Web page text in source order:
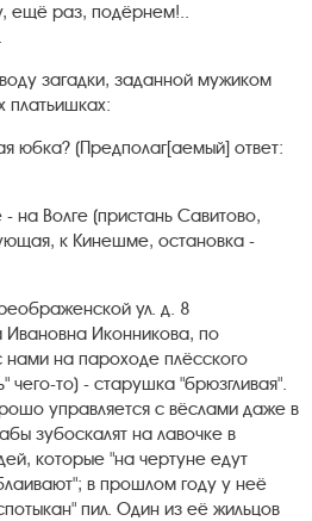
ещё раз, подёрнем!..
загадки, заданной мужиком
платьишках:
юбка? (Предполаг[аемый] ответ:
на Волге (пристань Савитово,
к Кинешме, остановка -
ул. д. 8
Ивановна Иконникова, по
на пароходе плёсского
чего-то) - старушка "брюзгливая".
управляется с вёслами даже в
зубоскалят на лавочке в
которые "на чертуне едут
в прошлом году у неё
пил. Один из её жильцов